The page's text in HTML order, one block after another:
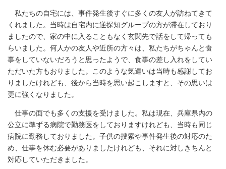
私たちの自宅には、事件発生後すぐに多くの友人が訪ねてきて
くれました。当時は自宅内に逆探知グループの方が滞在しており
ましたので、家の中に入ることもなく玄関先で話をして帰っても
らいました。何人かの友人や近所の方々は、私たちがちゃんと食
事をしていないだろうと思ったようで、食事の差し入れをしてい
ただいた方もおりました。このような気遣いは当時も感謝してお
りましたけれども、後から当時を思い起こしますと、その思いは
更に強くなりました。
仕事の面でも多くの支援を受けました。私は現在、兵庫県内の
公立に準ずる病院で勤務医をしておりますけれども、当時も同じ
病院に勤務しておりました。子供の捜索や事件発生後の対応のた
め、仕事を休む必要がありましたけれども、それに対しきちんと
対応していただきました。